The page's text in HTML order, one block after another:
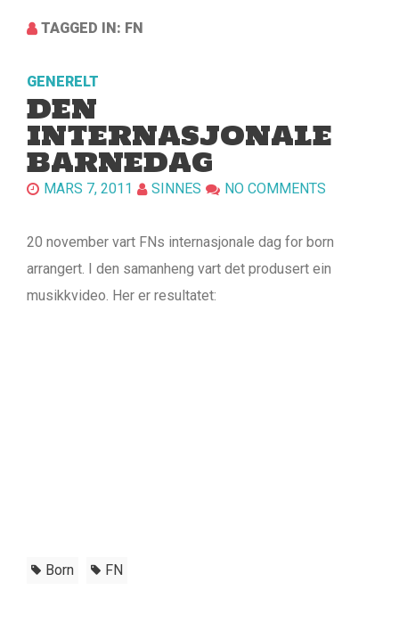
TAGGED IN: FN
GENERELT
DEN
INTERNASJONALE
BARNEDAG
MARS 7, 2011 SINNES NO COMMENTS
20 november vart FNs internasjonale dag for born
arrangert. I den samanheng vart det produsert ein
musikkvideo. Her er resultatet:
Born FN